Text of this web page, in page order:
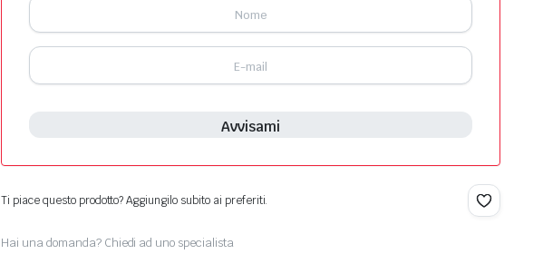
Avvisami
Ti piace questo prodotto? Aggiungilo subito ai preferiti.
Hai una domanda? Chiedi ad uno specialista